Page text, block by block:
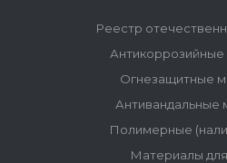
Реестр
Огнезащитные
Антивандальные
Полимерные
Материалы